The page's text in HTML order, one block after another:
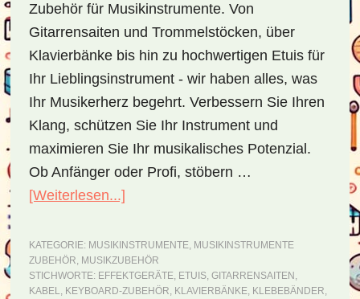
Zubehör für Musikinstrumente. Von
Gitarrensaiten und Trommelstöcken, über
Klavierbänke bis hin zu hochwertigen Etuis für
Ihr Lieblingsinstrument - wir haben alles, was
Ihr Musikerherz begehrt. Verbessern Sie Ihren
Klang, schützen Sie Ihr Instrument und
maximieren Sie Ihr musikalisches Potenzial.
Ob Anfänger oder Profi, stöbern …
[Weiterlesen...]
Musikinstrumente
KATEGORIE: MUSIKINSTRUMENTE, MUSIKINSTRUMENTE
ZUBEHÖR, MUSIKZUBEHÖR
STICHWORTE: EFFEKTGERÄTE, ETUIS, GITARRENSAITEN ,
KABEL, KEYBOARD-ZUBEHÖR, KLAVIERBÄNKE, KLEBEBÄNDER,